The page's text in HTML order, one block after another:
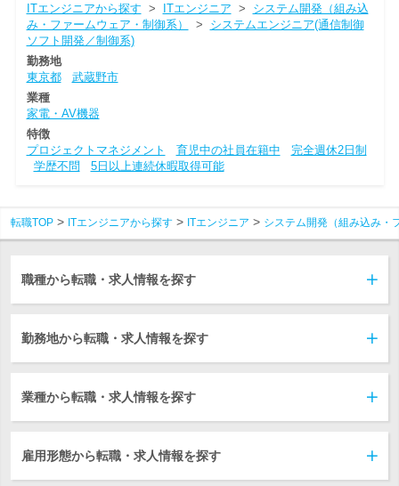
ITエンジニアから探す > ITエンジニア > システム開発（組み込
み・ファームウェア・制御系）
> システムエンジニア(通信制御
ソフト開発／制御系)
勤務地
東京都
武蔵野市
業種
家電・AV機器
特徴
プロジェクトマネジメント
育児中の社員在籍中
完全週休2日制
学歴不問
5日以上連続休暇取得可能
転職TOP ITエンジニアから探す ITエンジニア システム開発（組み込み・
職種から転職・求人情報を探す
勤務地から転職・求人情報を探す
業種から転職・求人情報を探す
雇用形態から転職・求人情報を探す